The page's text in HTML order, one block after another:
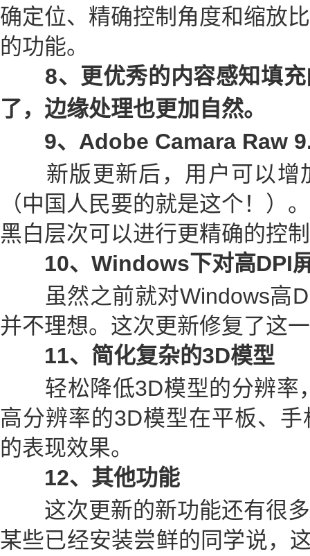
确定位、精确控制角度和缩放
的功能。
8、更优秀的内容感知填充
了，边缘处理也更加自然。
9、Adobe Camara Raw
新版更新后，用户可以增
（中国人民要的就是这个！）
黑白层次可以进行更精确的控
10、Windows下对高DPI屏
虽然之前就对Windows高
并不理想。这次更新修复了这
11、简化复杂的3D模型
轻松降低3D模型的分辨率
高分辨率的3D模型在平板、
的表现效果。
12、其他功能
这次更新的新功能还有很多
某些已经安装尝鲜的同学说，